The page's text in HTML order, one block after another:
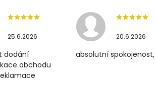
25.6.2026
dodání
obchodu
20.6.2026
absolutní spokojenost,